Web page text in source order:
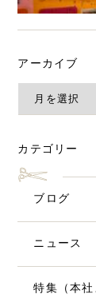
アーカイブ
カテゴリー
ブログ
ニュース
特集（本社